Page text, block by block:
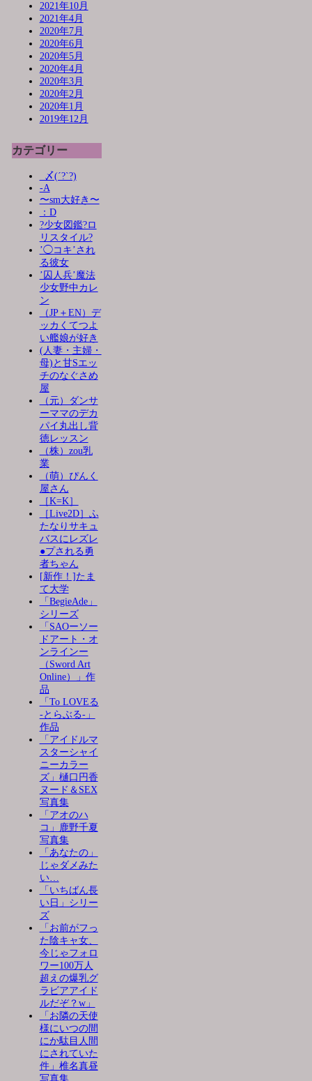
2021年10月
2021年4月
2020年7月
2020年6月
2020年5月
2020年4月
2020年3月
2020年2月
2020年1月
2019年12月
カテゴリー
_〆(´?`?)
-A
〜sm大好き〜
：D
?少女図鑑?ロ
リスタイル?
’◯コキ’され
る彼女
’囚人兵’魔法
少女野中カレ
ン
（JP＋EN）デ
ッカくてつよ
い艦娘が好き
(人妻・主婦・
母)と甘Sエッ
チのなぐさめ
屋
（元）ダンサ
ーママのデカ
パイ丸出し背
徳レッスン
（株）zou乳
業
（萌）ぴんく
屋さん
［K=K］
［Live2D］ふ
たなりサキュ
バスにレズレ
●プされる勇
者ちゃん
[新作！]たま
て大学
「BegieAde」
シリーズ
「SAOーソー
ドアート・オ
ンラインー
（Sword Art
Online）」作
品
「To LOVEる
-とらぶる-」
作品
「アイドルマ
スターシャイ
ニーカラー
ズ」樋口円香
ヌード＆SEX
写真集
「アオのハ
コ」鹿野千夏
写真集
「あなたの」
じゃダメみた
い…
「いちばん長
い日」シリー
ズ
「お前がフっ
た陰キャ女、
今じゃフォロ
ワー100万人
超えの爆乳グ
ラビアアイド
ルだぞ？w」
「お隣の天使
様にいつの間
にか駄目人間
にされていた
件」椎名真昼
写真集